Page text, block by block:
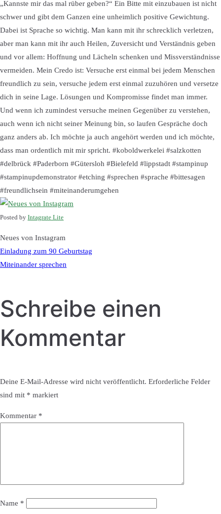
„Kannste mir das mal rüber geben?“ Ein Bitte mit einzubauen ist nicht
schwer und gibt dem Ganzen eine unheimlich positive Gewichtung.
Dabei ist Sprache so wichtig. Man kann mit ihr schrecklich verletzen,
aber man kann mit ihr auch Heilen, Zuversicht und Verständnis geben
und vor allem: Hoffnung und Lächeln schenken und Missverständnisse
vermeiden. Mein Credo ist: Versuche erst einmal bei jedem Menschen
freundlich zu sein, versuche jedem erst einmal zuzuhören und versetze
dich in seine Lage. Lösungen und Kompromisse findet man immer.
Und wenn ich zumindest versuche meinen Gegenüber zu verstehen,
auch wenn ich nicht seiner Meinung bin, so laufen Gespräche doch
ganz anders ab. Ich möchte ja auch angehört werden und ich möchte,
dass man ordentlich mit mir spricht. #koboldwerkelei #salzkotten
#delbrück #Paderborn #Gütersloh #Bielefeld #lippstadt #stampinup
#stampinupdemonstrator #etching #sprechen #sprache #bittesagen
#freundlichsein #miteinanderumgehen
Posted by Intagrate Lite
Neues von Instagram
Einladung zum 90 Geburtstag
Miteinander sprechen
Schreibe einen
Kommentar
Deine E-Mail-Adresse wird nicht veröffentlicht. Erforderliche Felder
sind mit * markiert
Kommentar *
Name *